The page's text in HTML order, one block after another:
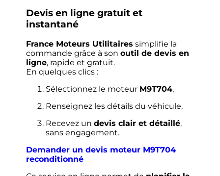
Devis en ligne gratuit et
instantané
France Moteurs Utilitaires simplifie la
commande grâce à son outil de devis en
ligne, rapide et gratuit.
En quelques clics :
Sélectionnez le moteur M9T704,
Renseignez les détails du véhicule,
Recevez un devis clair et détaillé,
sans engagement.
Demander un devis moteur M9T704
reconditionné